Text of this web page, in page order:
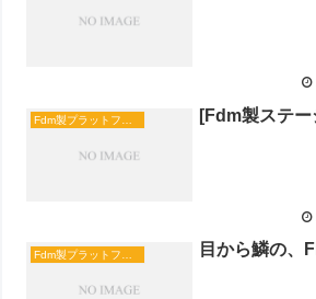
[Fdm製ステ
目から鱗の、